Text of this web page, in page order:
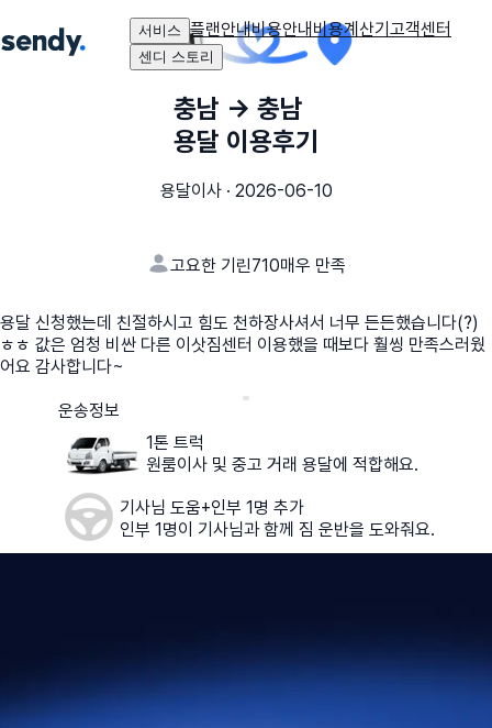
서비스 플랜안내비용안내비용계산기고객센터
센디 스토리
충남 → 충남
용달 이용후기
용달이사· 2026-06-10
고요한 기린710매우 만족
용달 신청했는데 친절하시고 힘도 천하장사셔서 너무 든든했습니다(?)
ㅎㅎ 값은 엄청 비싼 다른 이삿짐센터 이용했을 때보다 훨씽 만족스러웠
어요 감사합니다~
운송정보
1톤 트럭
원룸이사 및 중고 거래 용달에 적합해요.
기사님 도움+인부 1명 추가
인부 1명이 기사님과 함께 짐 운반을 도와줘요.